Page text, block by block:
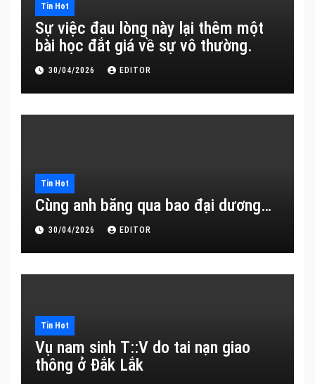
Tin Hot
Sự việc đau lòng này lại thêm một
bài học đắt giá về sự vô thường.
30/04/2026 EDITOR
Tin Hot
Cùng anh băng qua bao đại dương…
30/04/2026 EDITOR
Tin Hot
Vụ nam sinh T::V do tai nạn giao
thông ở Đắk Lắk